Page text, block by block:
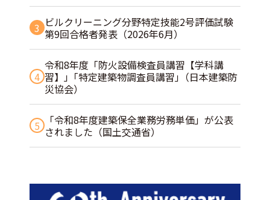
3 ビルクリーニング分野特定技能2号評価試験
第9回合格者発表（2026年6月）
4
令和8年度「防火設備検査員講習【学科講
習】」｢特定建築物調査員講習｣（日本建築防
災協会）
5
「令和8年度建築保全業務労務単価」が公表
されました（国土交通省）